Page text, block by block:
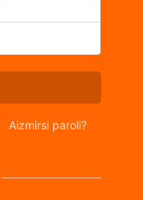
Aizmirsi paroli?